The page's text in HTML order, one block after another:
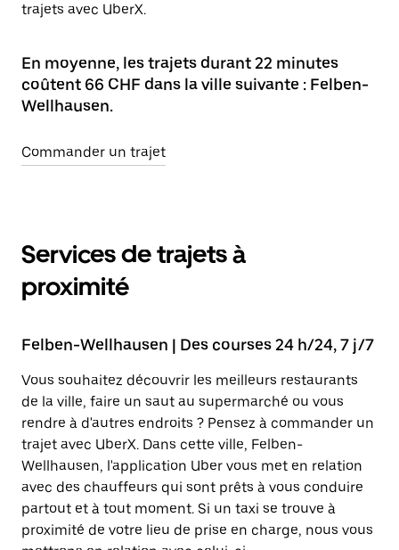
trajets avec UberX.
En moyenne, les trajets durant 22 minutes
coûtent 66 CHF dans la ville suivante : Felben-
Wellhausen.
Commander un trajet
Services de trajets à
proximité
Felben-Wellhausen | Des courses 24 h/24, 7 j/7
Vous souhaitez découvrir les meilleurs restaurants
de la ville, faire un saut au supermarché ou vous
rendre à d'autres endroits ? Pensez à commander un
trajet avec UberX. Dans cette ville, Felben-
Wellhausen, l'application Uber vous met en relation
avec des chauffeurs qui sont prêts à vous conduire
partout et à tout moment. Si un taxi se trouve à
proximité de votre lieu de prise en charge, nous vous